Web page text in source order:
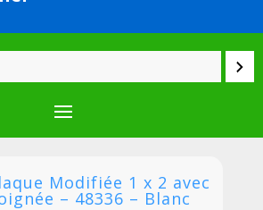
Modifiée 1 x 2 avec
– 48336 – Blanc